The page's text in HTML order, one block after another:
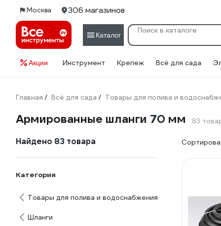
Москва 306 магазинов
Каталог
Акции Инструмент Крепеж Всё для сада
Главная / Всё для сада / Товары для полива и
Армированные шланги 70 мм 83
Найдено 83 товара
Категория
Товары для полива и водоснабжения
Шланги